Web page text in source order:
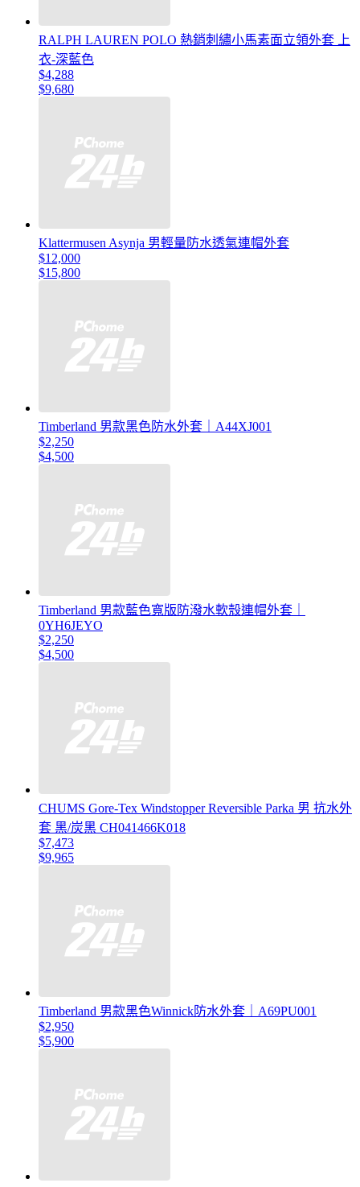
RALPH LAUREN POLO 熱銷刺繡小馬素面立領外套 上
衣-深藍色
$4,288
$9,680
Klattermusen Asynja 男輕量防水透氣連帽外套
$12,000
$15,800
Timberland 男款黑色防水外套｜A44XJ001
$2,250
$4,500
Timberland 男款藍色寬版防潑水軟殼連帽外套｜
0YH6JEYO
$2,250
$4,500
CHUMS Gore-Tex Windstopper Reversible Parka 男 抗水外
套 黑/炭黑 CH041466K018
$7,473
$9,965
Timberland 男款黑色Winnick防水外套｜A69PU001
$2,950
$5,900